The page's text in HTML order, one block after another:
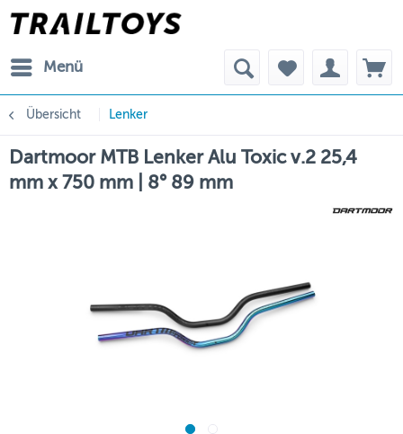
Menü
Übersicht Lenker
Dartmoor MTB Lenker Alu Toxic v.2 25,4
mm x 750 mm | 8° 89 mm